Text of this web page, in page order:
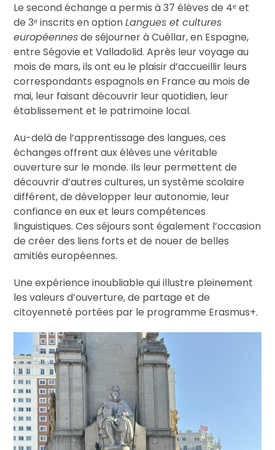
Le second échange a permis à 37 élèves de 4ᵉ et
de 3ᵉ inscrits en optionLangues et cultures
européennesde séjourner à Cuéllar, en Espagne,
entre Ségovie et Valladolid. Après leur voyage au
mois de mars, ils ont eu le plaisir d’accueillir leurs
correspondants espagnols en France au mois de
mai, leur faisant découvrir leur quotidien, leur
établissement et le patrimoine local.
Au-delà de l’apprentissage des langues, ces
échanges offrent aux élèves une véritable
ouverture sur le monde. Ils leur permettent de
découvrir d’autres cultures, un système scolaire
différent, de développer leur autonomie, leur
confiance en eux et leurs compétences
linguistiques. Ces séjours sont également l’occasion
de créer des liens forts et de nouer de belles
amitiés européennes.
Une expérience inoubliable qui illustre pleinement
les valeurs d’ouverture, de partage et de
citoyenneté portées par le programme Erasmus+.